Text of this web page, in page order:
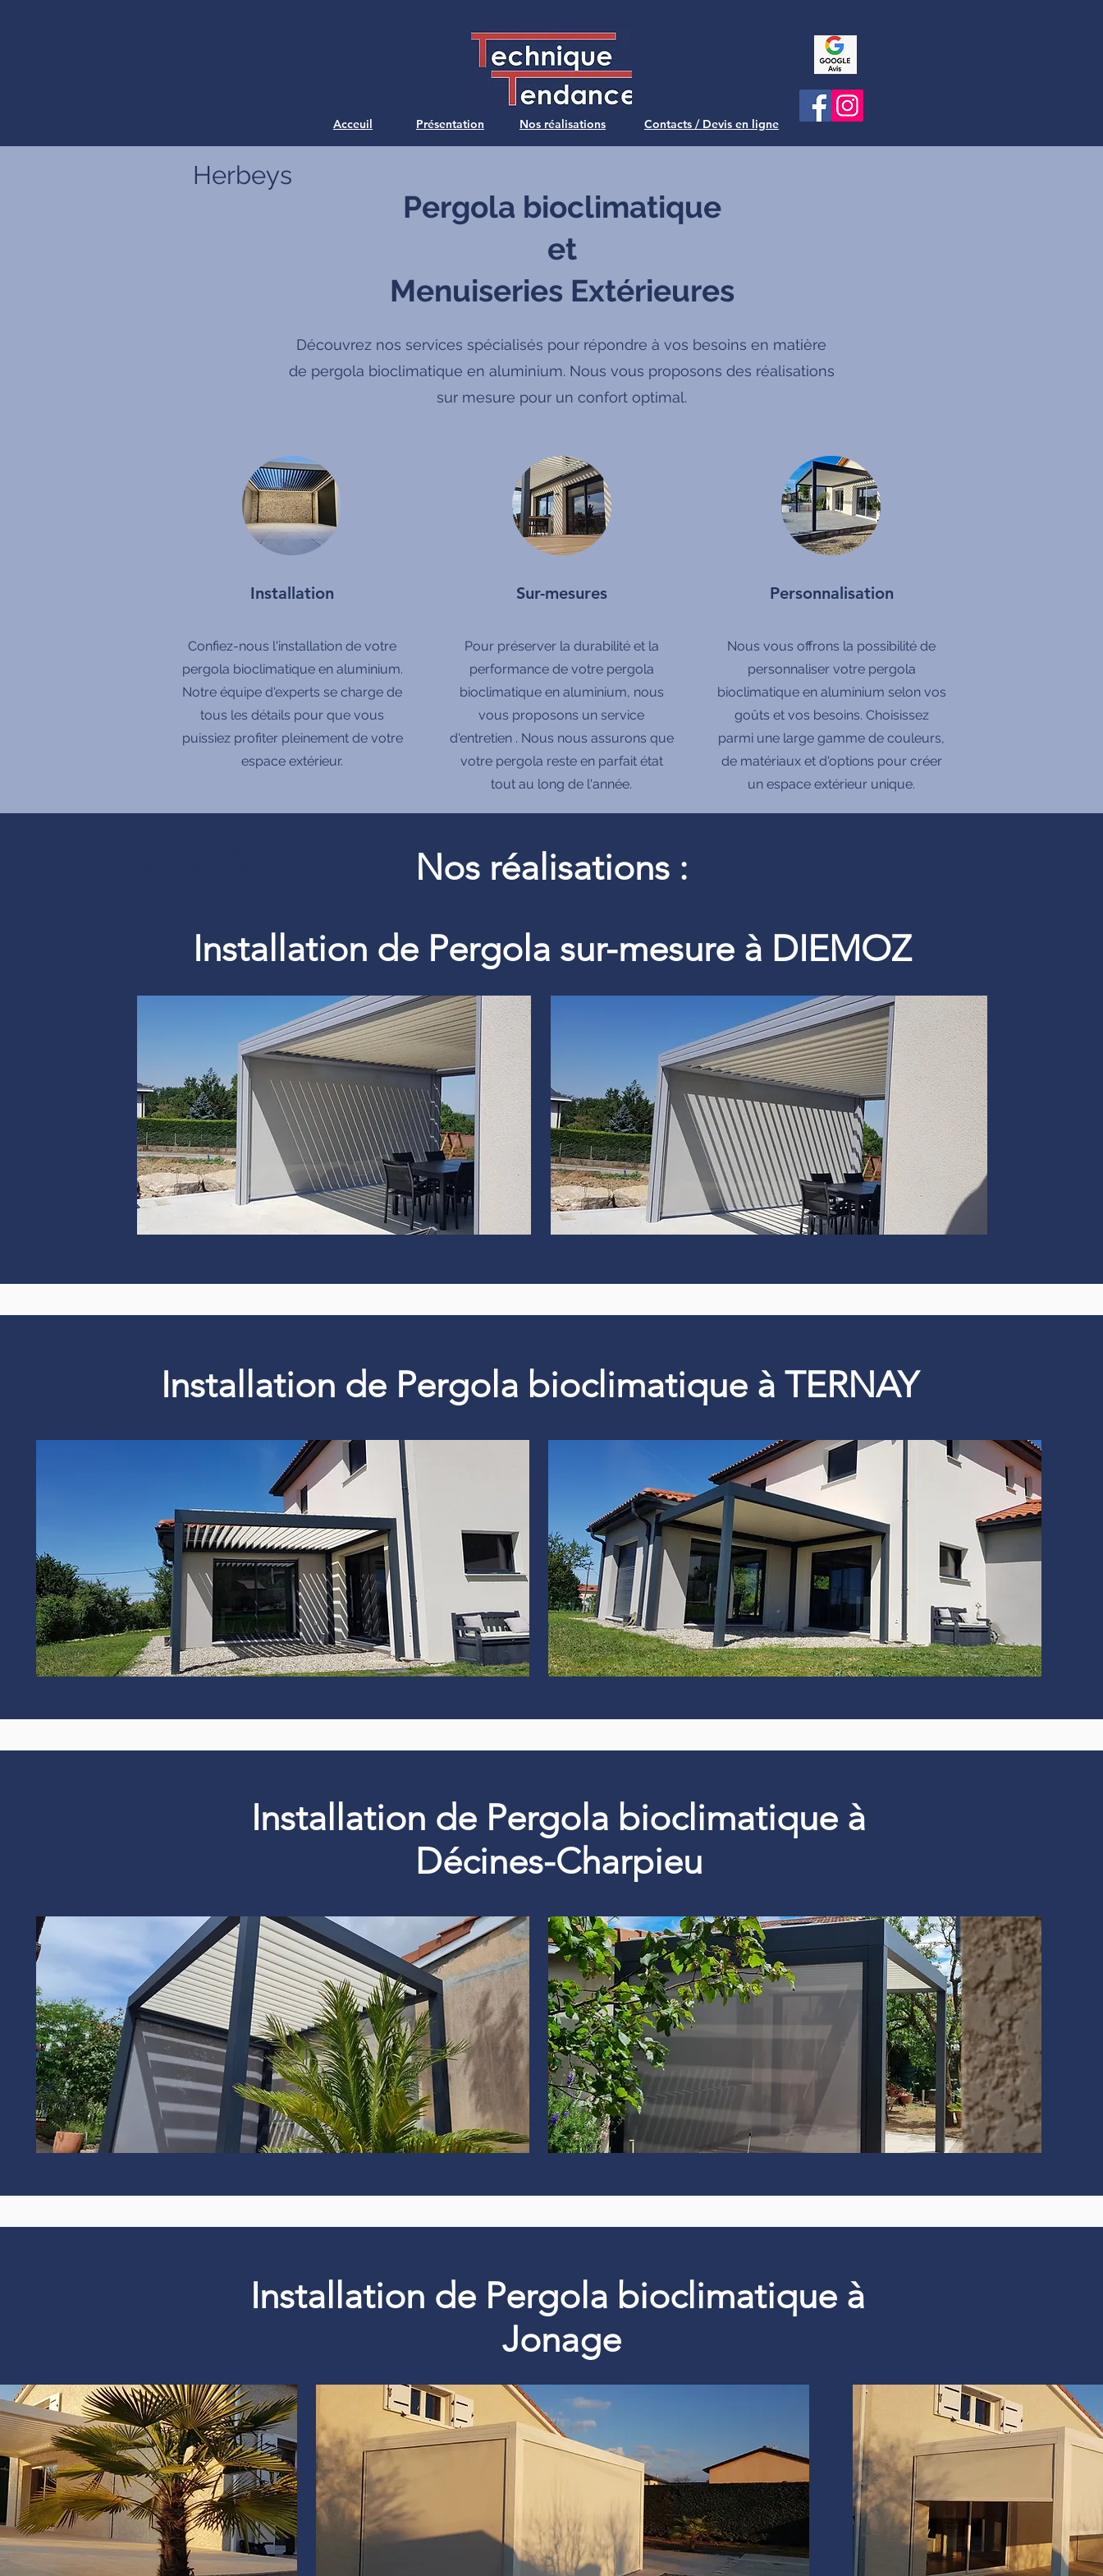
Acceuil Présentation Nos réalisations Contacts / Devis en ligne
Herbeys
Pergola bioclimatique
et
Menuiseries Extérieures
Découvrez nos services spécialisés pour répondre à vos besoins en matière
de pergola bioclimatique en aluminium. Nous vous proposons des réalisations
sur mesure pour un confort optimal.
Installation
Confiez-nous l'installation de votre
pergola bioclimatique en aluminium.
Notre équipe d'experts se charge de
tous les détails pour que vous
puissiez profiter pleinement de votre
espace extérieur.
Sur-mesures
Pour préserver la durabilité et la
performance de votre pergola
bioclimatique en aluminium, nous
vous proposons un service
d'entretien . Nous nous assurons que
votre pergola reste en parfait état
tout au long de l'année.
Personnalisation
Nous vous offrons la possibilité de
personnaliser votre pergola
bioclimatique en aluminium selon vos
goûts et vos besoins. Choisissez
parmi une large gamme de couleurs,
de matériaux et d'options pour créer
un espace extérieur unique.
Nos réalisations :
Installation de Pergola sur-mesure à DIEMOZ
Installation de Pergola bioclimatique à TERNAY
Installation de Pergola bioclimatique à
Décines-Charpieu
Installation de Pergola bioclimatique à
Jonage